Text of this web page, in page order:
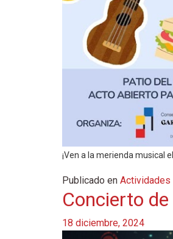
¡Ven a la merienda musical
Publicado en Actividades
Concierto
18 diciembre, 2024